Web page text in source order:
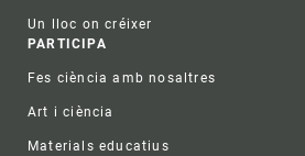
Un lloc on créixer
PARTICIPA
Fes ciència amb nosaltres
Art i ciència
Materials educatius